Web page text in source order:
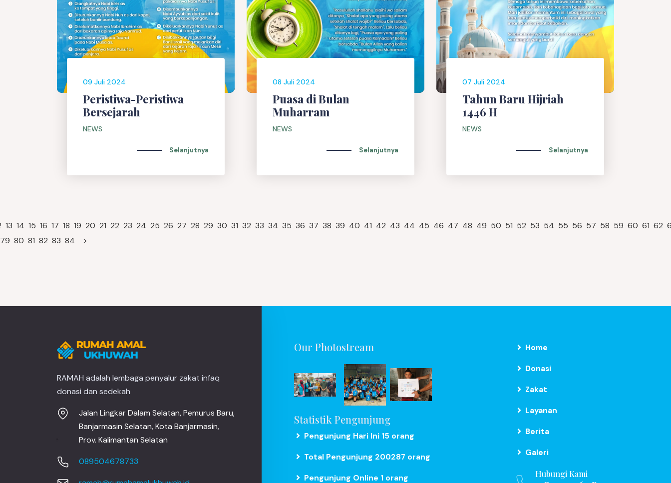
09 Juli 2024
Peristiwa-Peristiwa
Bersejarah
NEWS
Selanjutnya
08 Juli 2024
Puasa di Bulan
Muharram
NEWS
Selanjutnya
07 Juli 2024
Tahun Baru Hijriah
1446 H
NEWS
Selanjutnya
13 14 15 16 17 18 19 20 21 22 23 24 25 26 27 28 29 30 31 32 33 34 35 36 37 38 39 40 41 42 43 44 45 46 47 48 49 50 51 52 53 54 55 56 57 58 59 60 61 62
79 80 81 82 83 84 >
RAMAH adalah lembaga penyalur zakat infaq
donasi dan sedekah
Jalan Lingkar Dalam Selatan, Pemurus Baru,
Banjarmasin Selatan, Kota Banjarmasin,
Prov. Kalimantan Selatan
089504678733
Our Photostream
Statistik Pengunjung
Pengunjung Hari Ini 15 orang
Total Pengunjung 200287 orang
Pengunjung Online 1 orang
Home
Donasi
Zakat
Layanan
Berita
Galeri
Hubungi Kami